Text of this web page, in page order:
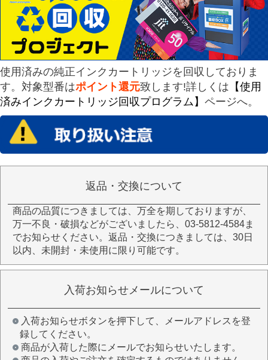
使用済みの純正インクカートリッジを回収しておりま
す。対象型番はポイント還元致します!詳しくは 【使用
済みインクカートリッジ回収プログラム】 ページへ。
返品・交換について
商品の品質につきましては、万全を期しておりますが、
万一不良・破損などがございましたら、03-5812-4584ま
でお知らせください。返品・交換につきましては、30日
以内、未開封・未使用に限り可能です。
入荷お知らせメールについて
入荷お知らせボタンを押下して、メールアドレスを登
録してください。
商品が入荷した際にメールでお知らせいたします。